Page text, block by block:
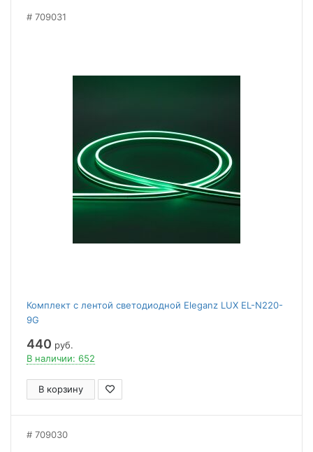
709031
Комплект с лентой светодиодной Eleganz LUX EL-N220-
9G
440 руб.
В наличии: 652
В корзину
709030